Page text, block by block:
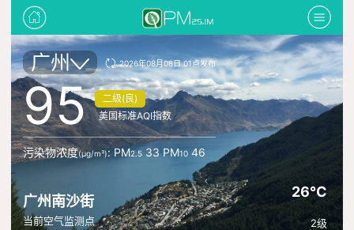
广州 2026年08月08日 01点发布
95
二级(良)
美国标准AQI指数
污染物浓度(μg/m³): PM2.5 33 PM10 46
广州南沙街
当前空气监测点
26°C
2级